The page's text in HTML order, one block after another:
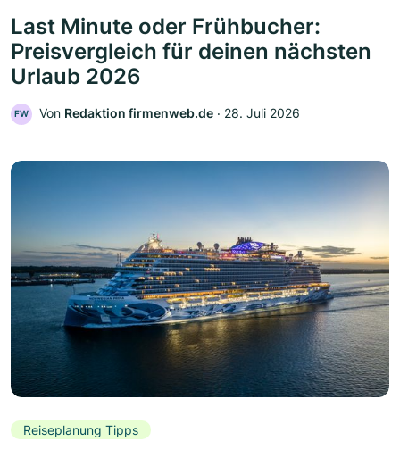
Last Minute oder Frühbucher:
Preisvergleich für deinen nächsten
Urlaub 2026
FW Von Redaktion firmenweb.de ‧ 28. Juli 2026
Reiseplanung Tipps